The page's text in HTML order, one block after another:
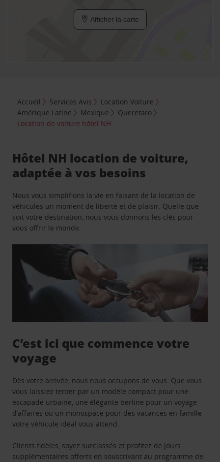
Afficher la carte
Accueil Services Avis
Location Voiture
Amérique Latine
Mexique
Queretaro
Location de voiture hôtel NH
Hôtel NH location de voiture,
adaptée à vos besoins
Nous vous simplifions la vie en faisant de la location de
véhicules un moment de liberté et de plaisir. Quelle que
soit votre destination, nous vous donnons les clés pour
vous offrir le monde.
C’est ici que commence votre
voyage
Dès votre arrivée, nous nous occupons de vous. Que vous
vous laissiez tenter par un modèle compact pour une
escapade urbaine, une élégante berline pour un voyage
d’affaires ou un monospace pour des vacances en famille -
votre véhicule idéal vous attend.
Clients fidèles, soyez surclassés et profitez de jours
supplémentaires offerts en souscrivant au programme de